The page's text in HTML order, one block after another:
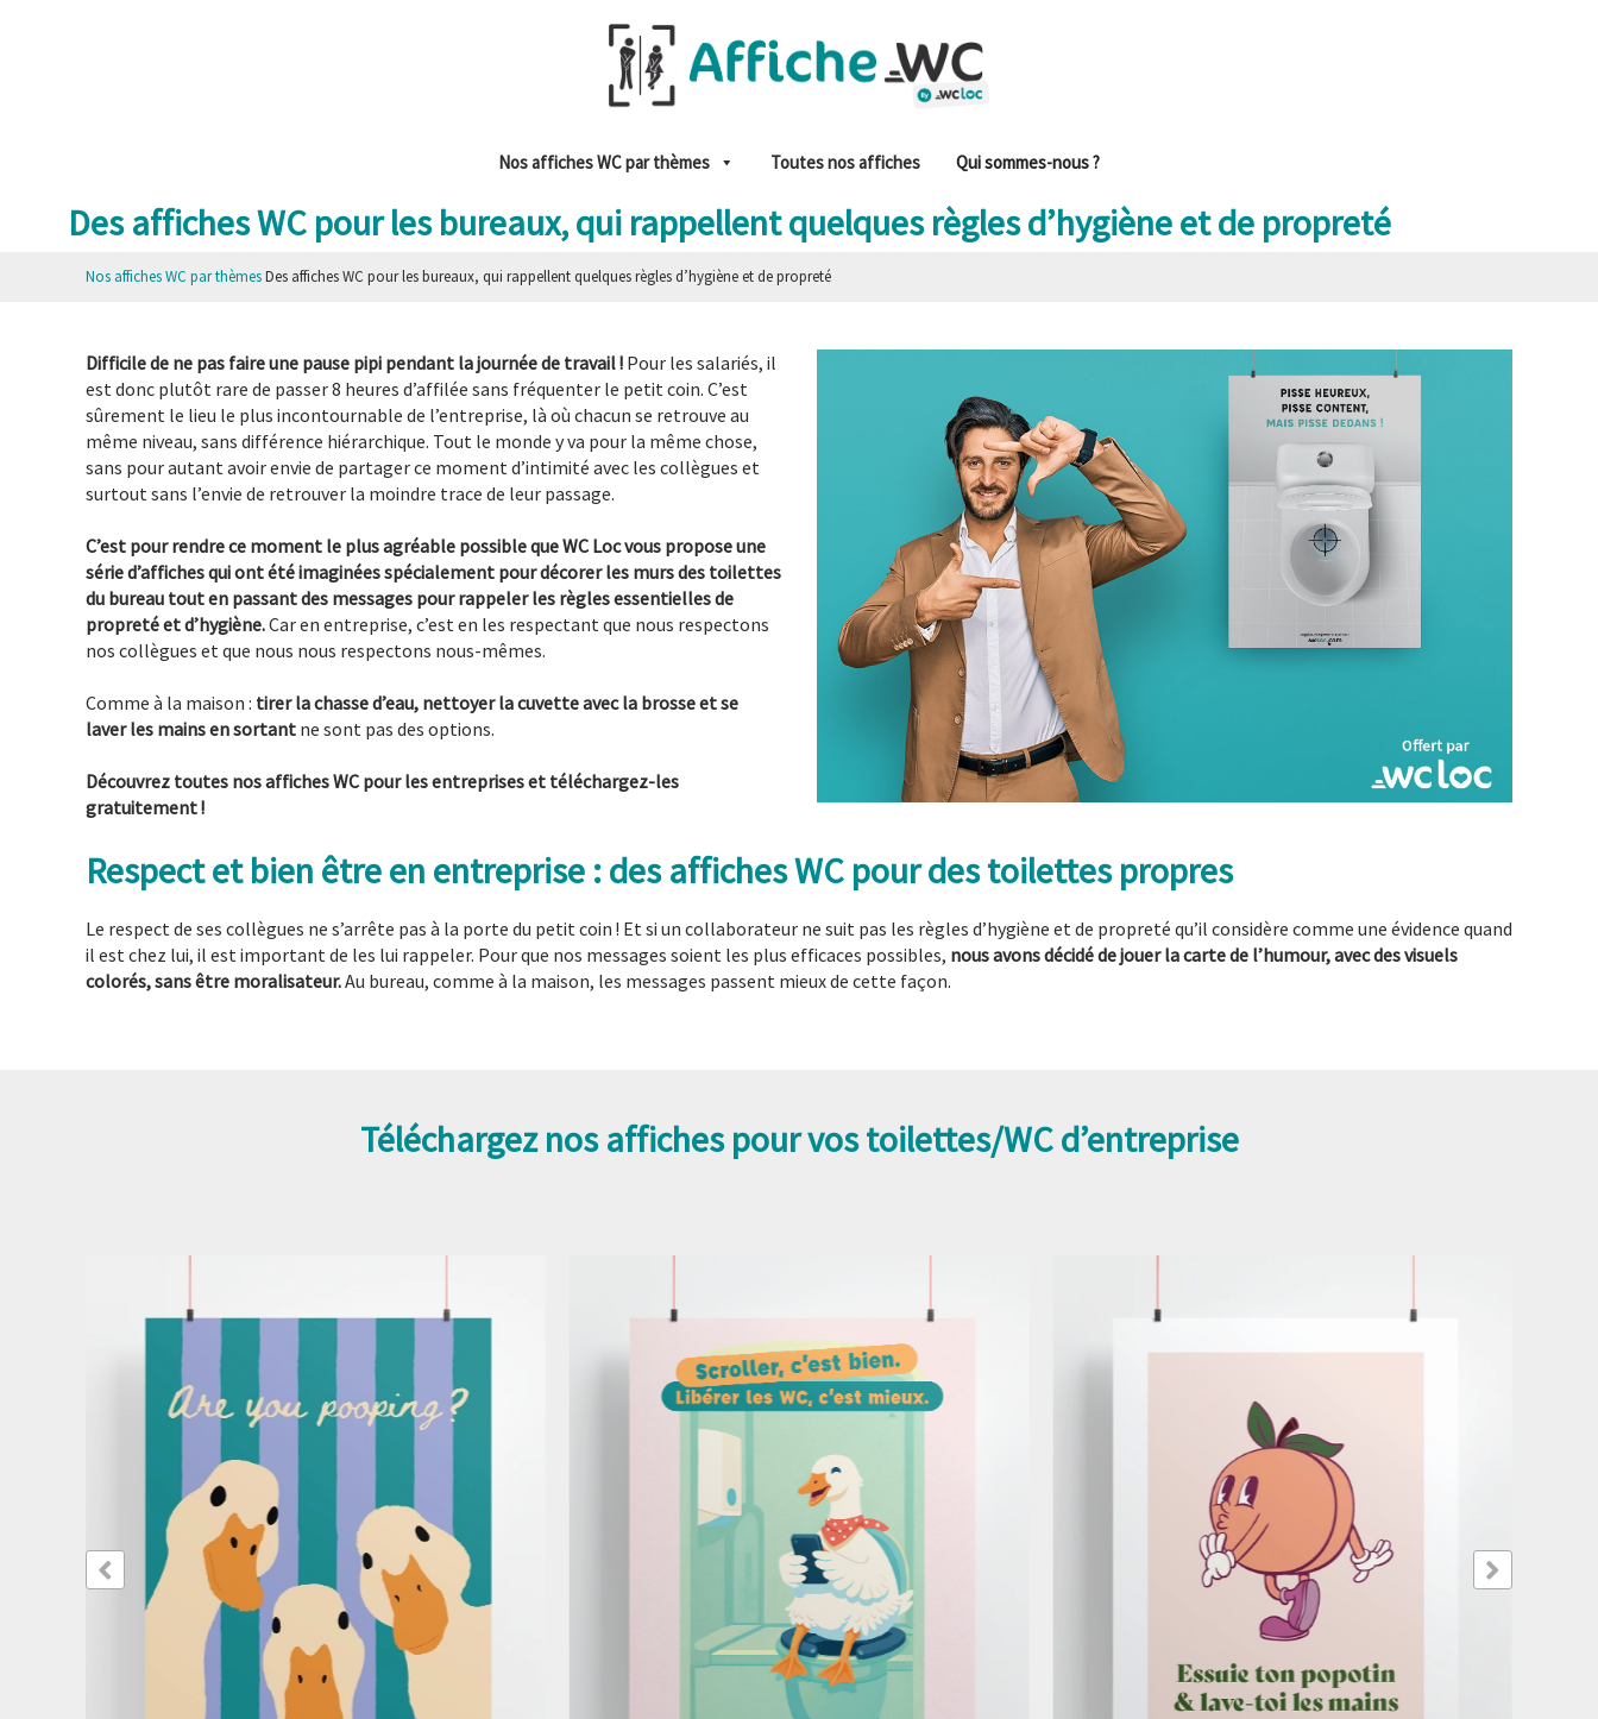
Nos affiches WC par thèmes Toutes nos affiches Qui sommes-nous ?
Des affiches WC pour les bureaux, qui rappellent quelques règles d’hygiène et de propreté
Nos affiches WC par thèmesDes affiches WC pour les bureaux, qui rappellent quelques règles d’hygiène et de propreté
Difficile de ne pas faire une pause pipi pendant la journée de travail ! Pour les salariés, il
est donc plutôt rare de passer 8 heures d’affilée sans fréquenter le petit coin. C’est
sûrement le lieu le plus incontournable de l’entreprise, là où chacun se retrouve au
même niveau, sans différence hiérarchique. Tout le monde y va pour la même chose,
sans pour autant avoir envie de partager ce moment d’intimité avec les collègues et
surtout sans l’envie de retrouver la moindre trace de leur passage.
C’est pour rendre ce moment le plus agréable possible que WC Loc vous propose une
série d’affiches qui ont été imaginées spécialement pour décorer les murs des toilettes
du bureau tout en passant des messages pour rappeler les règles essentielles de
propreté et d’hygiène.Car en entreprise, c’est en les respectant que nous respectons
nos collègues et que nous nous respectons nous-mêmes.
Comme à la maison : tirer la chasse d’eau, nettoyer la cuvette avec la brosse et se
laver les mains en sortant ne sont pas des options.
Découvrez toutes nos affiches WC pour les entreprises et téléchargez-les
gratuitement !
Respect et bien être en entreprise : des affiches WC pour des toilettes propres
Le respect de ses collègues ne s’arrête pas à la porte du petit coin ! Et si un collaborateur ne suit pas les règles d’hygiène et de propreté qu’il considère comme une évidence quand
il est chez lui, il est important de les lui rappeler. Pour que nos messages soient les plus efficaces possibles, nous avons décidé de jouer la carte de l’humour, avec des visuels
colorés, sans être moralisateur.Au bureau, comme à la maison, les messages passent mieux de cette façon.
Téléchargez nos affiches pour vos toilettes/WC d’entreprise